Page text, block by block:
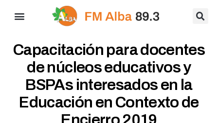
Capacitación para docentes
de núcleos educativos y
BSPAs interesados en la
Educación en Contexto de